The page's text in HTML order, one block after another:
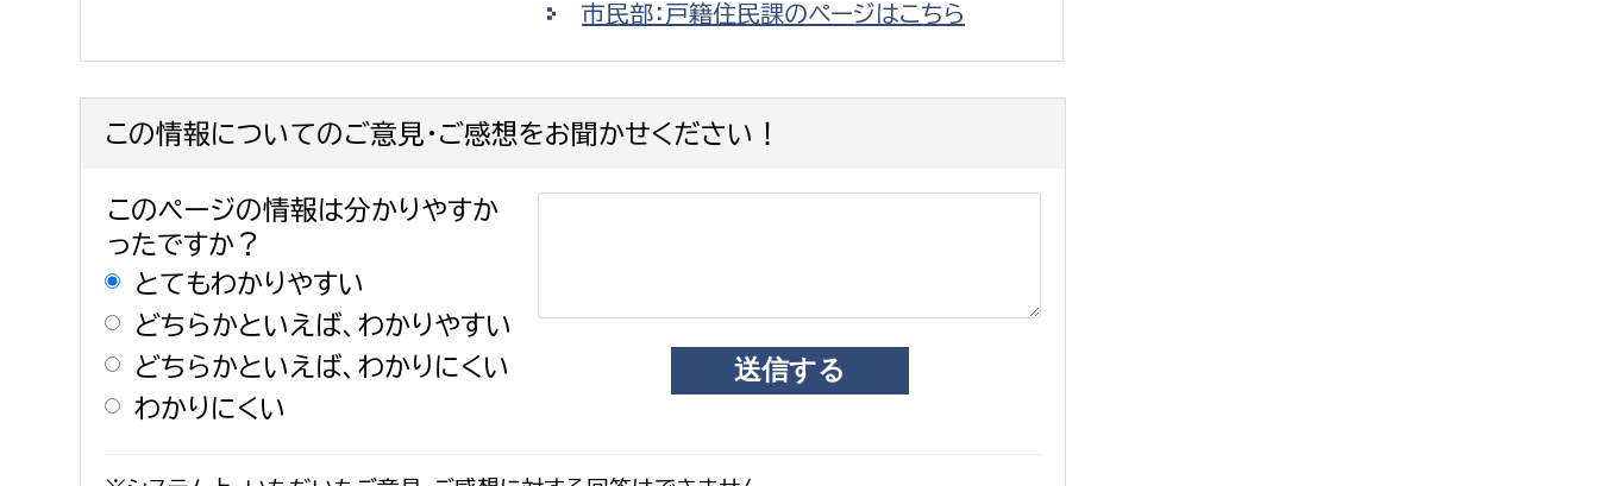
市民部：戸籍住民課のページはこちら
この情報についてのご意見・ご感想をお聞かせください！
このページの情報は分かりやすか
ったですか？
とてもわかりやすい
どちらかといえば、わかりやすい
どちらかといえば、わかりにくい
わかりにくい